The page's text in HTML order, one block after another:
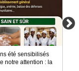
été sensibilisés
notre attention : la